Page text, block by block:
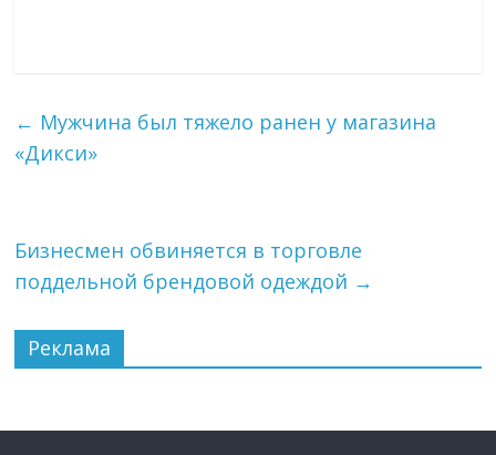
← Мужчина был тяжело ранен у магазина
«Дикси»
Бизнесмен обвиняется в торговле
поддельной брендовой одеждой →
Реклама